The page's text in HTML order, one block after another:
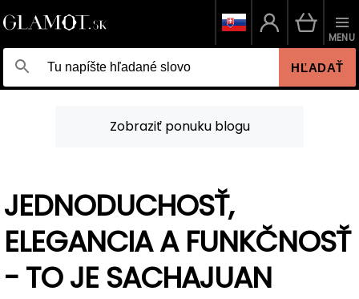
HĽADAŤ
MENU
Zobraziť ponuku blogu
JEDNODUCHOSŤ,
ELEGANCIA A FUNKČNOSŤ
- TO JE SACHAJUAN